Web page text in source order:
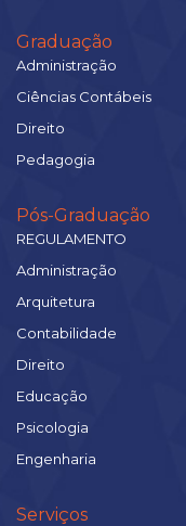
Graduação
Administração
Ciências Contábeis
Direito
Pedagogia
Pós-Graduação
REGULAMENTO
Administração
Arquitetura
Contabilidade
Direito
Educação
Psicologia
Engenharia
Serviços